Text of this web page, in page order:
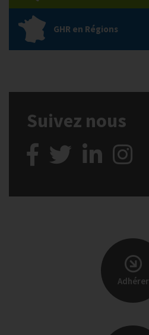
GHR en Régions
Suivez nous
Adhérer